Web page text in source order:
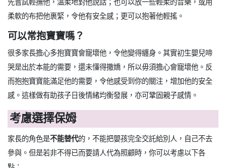
先嘗試輕撫他，溫柔地對他說話；也可以放一些輕柔的音樂，或用
柔軟的布把他裹緊，令他有安全感；更可以抱著他輕搖。
可以常抱寶寶嗎？
很多家長擔心多抱寶寶會寵壞他，令他變得纏身。其實初生嬰兒啼
哭是出於本能的需要，還未懂得撒嬌，所以毋須擔心會寵壞他。反
而抱抱寶寶能滿足他的需要，令他感受到你的關注，增加他的安全
感。這樣做有助孩子日後情緒均衡發展，亦可鞏固親子感情。
考慮選擇保姆
家長的角色是不能替代的，不能把嬰孩完全交託給別人，自己不去
參與。但是若非不得已而要請人代為照顧時，你可以考慮以下各